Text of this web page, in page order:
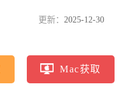
更新： 2025-12-30
Mac获取